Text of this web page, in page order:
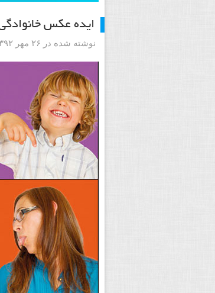
ایده عکس
نوشته شده در ۲۶ مهر ۱۳۹۲